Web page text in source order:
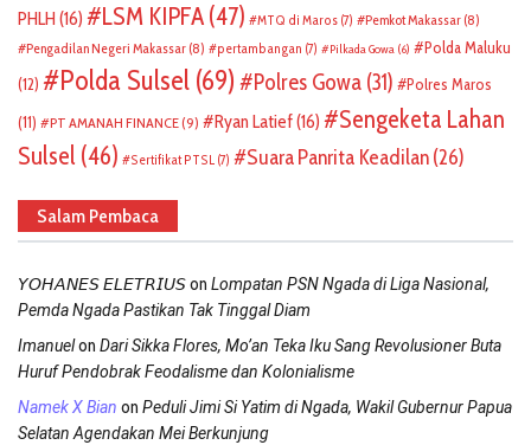
PHLH (16) LSM KIPFA (47) MTQ di Maros (7) Pemkot Makassar (8)
Pengadilan Negeri Makassar (8) pertambangan (7) Pilkada Gowa (6)
Polda Maluku
(12)
Polda Sulsel (69) Polres Gowa (31)
Polres Maros
(11)
PT AMANAH FINANCE(9) Ryan Latief(16)
Sengeketa Lahan
Sulsel (46) Sertifikat PTSL (7) Suara Panrita Keadilan(26)
Salam Pembaca
𝘠𝘖𝘏𝘈𝘕𝘌𝘚 𝘌𝘓𝘌𝘛𝘙𝘐𝘜𝘚on Lompatan PSN Ngada di Liga Nasional,
Pemda Ngada Pastikan Tak Tinggal Diam
Imanuelon Dari Sikka Flores, Mo’an Teka Iku Sang Revolusioner Buta
Huruf Pendobrak Feodalisme dan Kolonialisme
Namek X Bian on Peduli Jimi Si Yatim di Ngada, Wakil Gubernur Papua
Selatan Agendakan Mei Berkunjung